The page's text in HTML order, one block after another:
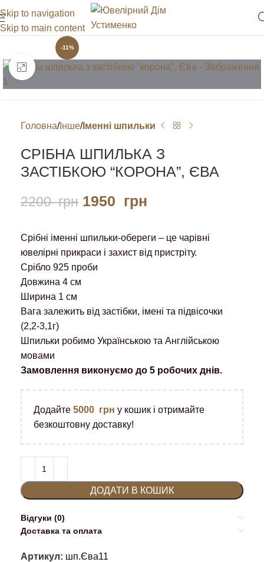
Skip to navigation
Skip to main content
-11%
Клацніть, щоб збільшити
Головна Інше Іменні шпильки
СРІБНА ШПИЛЬКА З
ЗАСТІБКОЮ “КОРОНА”, ЄВА
2200грн 1950 грн
Срібні іменні шпильки-обереги – це чарівні
ювелірні прикраси і захист від пристріту.
Срібло 925 проби
Довжина 4 см
Ширина 1 см
Вага залежить від застібки, імені та підвісочки
(2,2-3,1г)
Шпильки робимо Українською та Англійською
мовами
Замовлення виконуємо до 5 робочих днів.
Додайте 5000 грн у кошик і отримайте
безкоштовну доставку!
ДОДАТИ В КОШИК
Відгуки (0)
Доставка та оплата
Артикул: шп.Єва11